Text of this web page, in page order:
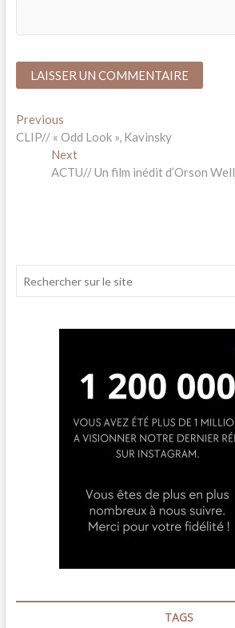
Navigation
de
l’article
PreviousPrevious
post:
CLIP// « Odd Look », Kavinsky
NextNext
post:
ACTU// Un film inédit d’Orson
TAGS